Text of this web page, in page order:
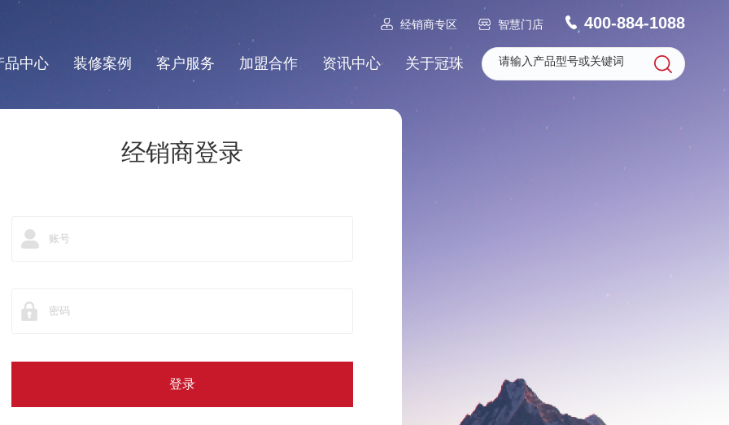
经销商专区 智慧门店 400-884-1088
品中心 装修案例 客户服务 加盟合作 资讯中心 关于冠珠
经销商登录